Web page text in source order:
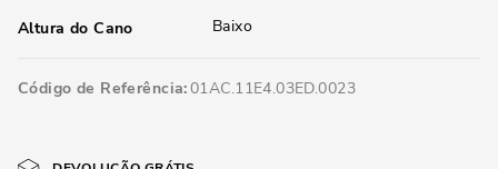
Altura do Cano Baixo
Código de Referência 01AC.11E4.03ED.0023